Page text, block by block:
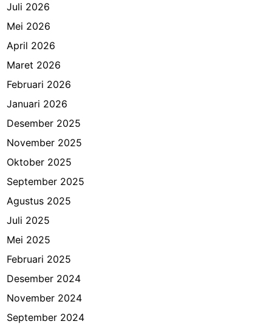
Juli 2026
Mei 2026
April 2026
Maret 2026
Februari 2026
Januari 2026
Desember 2025
November 2025
Oktober 2025
September 2025
Agustus 2025
Juli 2025
Mei 2025
Februari 2025
Desember 2024
November 2024
September 2024